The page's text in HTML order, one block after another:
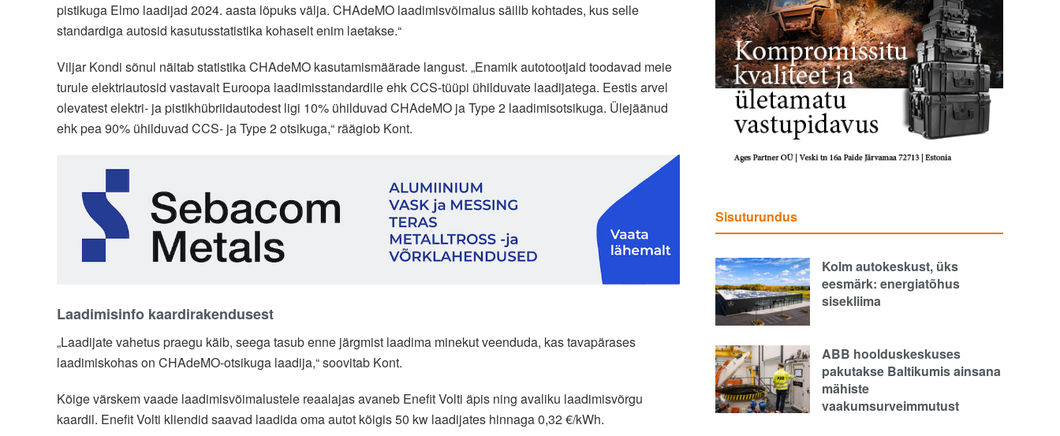
pistikuga Elmo laadijad 2024. aasta lõpuks välja. CHAdeMO laadimisvõimalus säilib kohtades, kus selle
standardiga autosid kasutusstatistika kohaselt enim laetakse.“
Viljar Kondi sõnul näitab statistika CHAdeMO kasutamismäärade langust. „Enamik autotootjaid toodavad meie
turule elektriautosid vastavalt Euroopa laadimisstandardile ehk CCS-tüüpi ühilduvate laadijatega. Eestis arvel
olevatest elektri- ja pistikhübriidautodest ligi 10% ühilduvad CHAdeMO ja Type 2 laadimisotsikuga. Ülejäänud
ehk pea 90% ühilduvad CCS- ja Type 2 otsikuga,“ räägiob Kont.
Laadimisinfo kaardirakendusest
„Laadijate vahetus praegu käib, seega tasub enne järgmist laadima minekut veenduda, kas tavapärases
laadimiskohas on CHAdeMO-otsikuga laadija,“ soovitab Kont.
Kõige värskem vaade laadimisvõimalustele reaalajas avaneb Enefit Volti äpis ning avaliku laadimisvõrgu
kaardil. Enefit Volti kliendid saavad laadida oma autot kõigis 50 kw laadijates hinnaga 0,32 €/kWh.
Sisuturundus
Kolm autokeskust, üks
eesmärk: energiatõhus
sisekliima
ABB hoolduskeskuses
pakutakse Baltikumis ainsana
mähiste
vaakumsurveimmutust